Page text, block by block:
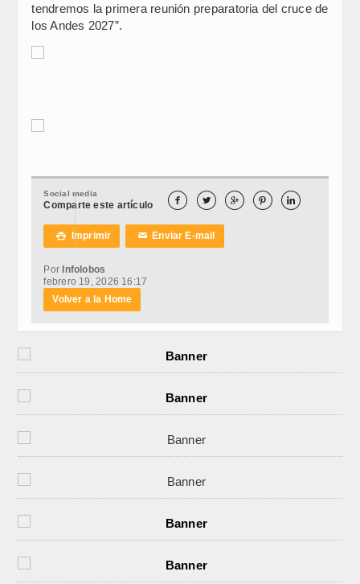
tendremos la primera reunión preparatoria del cruce de
los Andes 2027”.
Social media
Comparte este artículo     
 Imprimir ✉Enviar E-mail
PorInfolobos
febrero 19, 2026 16:17
Volver a la Home